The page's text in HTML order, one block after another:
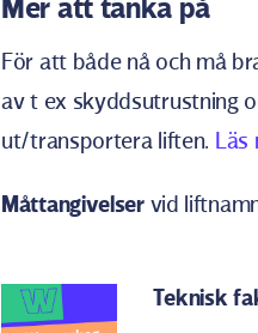
För att både nå och må
av t ex skyddsutrustning
ut/transportera liften. Läs
Måttangivelservid
Teknisk